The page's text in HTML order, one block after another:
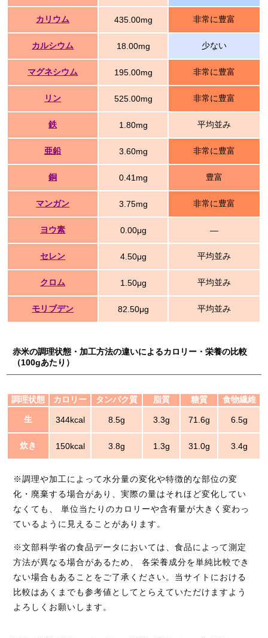
カリウム 435.00mg 非常に豊富
カルシウム 18.00mg 少ない
マグネシウム 195.00mg 非常に豊富
リン 525.00mg 非常に豊富
鉄 1.80mg 平均並み
亜鉛 3.60mg 非常に豊富
銅 0.41mg 豊富
マンガン 3.75mg 非常に豊富
ヨウ素 0.00μg ―
セレン 4.50μg 平均並み
クロム 1.50μg 平均並み
モリブデン 82.50μg 平均並み
赤米の調理状態・加工方法の違いによるカロリー・栄養の比較
（100gあたり）
調理状態 カロリー タンパク質 脂質 糖質 食物繊維
生 344kcal 8.5g 3.3g 71.6g 6.5g
炊き 150kcal 3.8g 1.3g 31.0g 3.4g
※調理や加工によって水分量の変化や特徴的な部位の変
化・廃棄する場合があり、実際の量はそれほど変化してい
なくても、 単位当たりのカロリーや含有量が大きく変わっ
ているように見えることがあります。
※文部科学省の食品データにおいては、食品によって測定
方法が異なる場合があるため、 各栄養成分を単純比較でき
ない場合もあることをご了承ください。当サイトにおける
比較はあくまでも参考値としてとらえていただけますよう
よろしくお願いします。